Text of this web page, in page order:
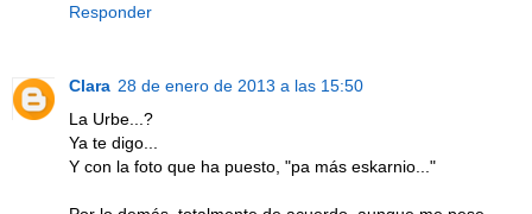
Responder
Clara 28 de enero de 2013 a las 15:50
La Urbe...?
Ya te digo...
Y con la foto que ha puesto, "pa más eskarnio..."